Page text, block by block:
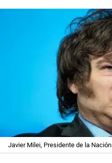
Javier Milei, Presidente de la Nación